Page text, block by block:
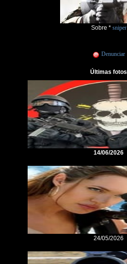
Sobre * sniper
Denunciar
Últimas fotos
14/06/2026
24/05/2026